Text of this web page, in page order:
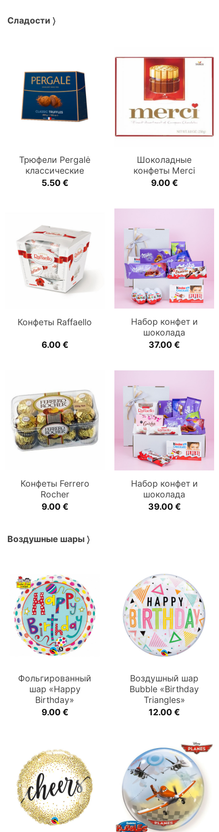
Сладости 〉
Трюфели Pergalė
классические
5.50€
Шоколадные
конфеты Merci
9.00€
Конфеты Raffaello
6.00€
Набор конфет и
шоколада
37.00€
Конфеты Ferrero
Rocher
9.00€
Набор конфет и
шоколада
39.00€
Воздушные шары 〉
Фольгированный
шар «Happy
Birthday»
9.00€
Воздушный шар
Bubble «Birthday
Triangles»
12.00€